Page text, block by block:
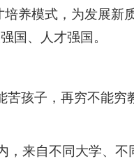
养模式，为发展新
国、人才强国。
孩子，再穷不能穷
来自不同大学、